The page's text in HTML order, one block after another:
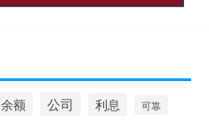
余额 公司 利息 可靠